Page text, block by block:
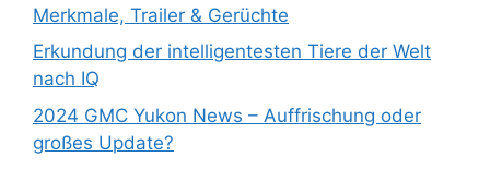
Merkmale, Trailer & Gerüchte
Erkundung der intelligentesten Tiere der Welt
nach IQ
2024 GMC Yukon News – Auffrischung oder
großes Update?